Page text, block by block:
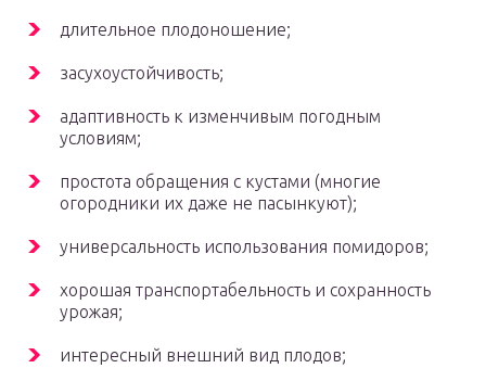
длительное плодоношение;
засухоустойчивость;
адаптивность к изменчивым погодным
условиям;
простота обращения с кустами (многие
огородники их даже не пасынкуют);
универсальность использования помидоров;
хорошая транспортабельность и сохранность
урожая;
интересный внешний вид плодов;